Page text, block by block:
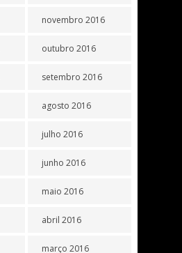
novembro 2016
outubro 2016
setembro 2016
agosto 2016
julho 2016
junho 2016
maio 2016
abril 2016
março 2016